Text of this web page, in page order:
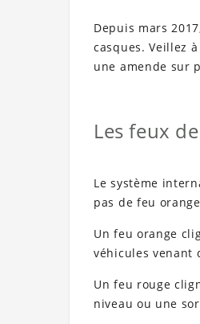
Depuis mars
casques. Veillez
une amende sur
Les feux
Le système
pas de feu
Un feu orange
véhicules venant
Un feu rouge
niveau ou une